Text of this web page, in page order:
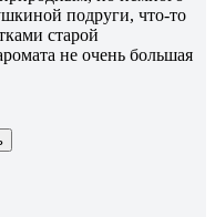
подруги, что-то
старой
не очень большая